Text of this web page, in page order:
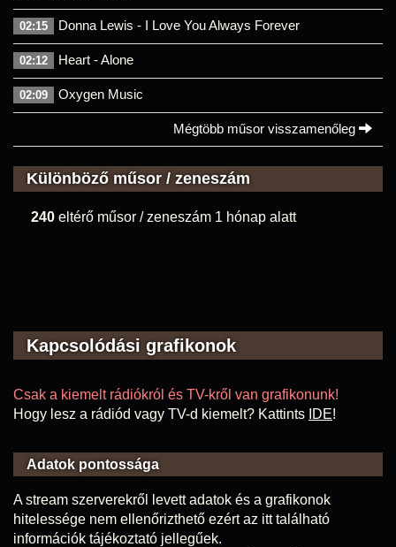
02:15 Donna Lewis - I Love You Always Forever
02:12 Heart - Alone
02:09 Oxygen Music
Mégtöbb műsor visszamenőleg
Különböző műsor / zeneszám
240 eltérő műsor / zeneszám 1 hónap alatt
Kapcsolódási grafikonok
Csak a kiemelt rádiókról és TV-kről van grafikonunk!
Hogy lesz a rádiód vagy TV-d kiemelt? Kattints IDE!
Adatok pontossága
A stream szerverekről levett adatok és a grafikonok
hitelessége nem ellenőrizthető ezért az itt található
információk tájékoztató jellegűek.